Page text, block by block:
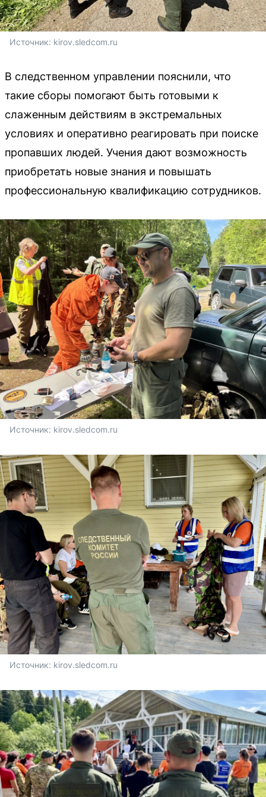
Источник: kirov.sledcom.ru
В следственном управлении пояснили, что
такие сборы помогают быть готовыми к
слаженным действиям в экстремальных
условиях и оперативно реагировать при поиске
пропавших людей. Учения дают возможность
приобретать новые знания и повышать
профессиональную квалификацию сотрудников.
Источник: kirov.sledcom.ru
Источник: kirov.sledcom.ru